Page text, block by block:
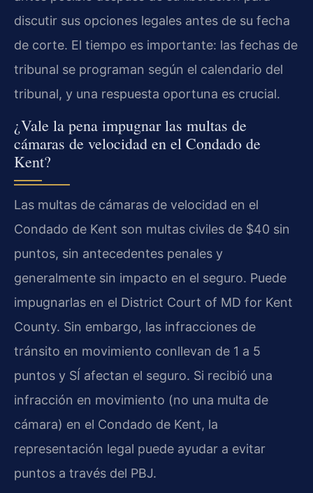
discutir sus opciones legales antes de su fecha
de corte. El tiempo es importante: las fechas de
tribunal se programan según el calendario del
tribunal, y una respuesta oportuna es crucial.
¿Vale la pena impugnar las multas de
cámaras de velocidad en el Condado de
Kent?
Las multas de cámaras de velocidad en el
Condado de Kent son multas civiles de $40 sin
puntos, sin antecedentes penales y
generalmente sin impacto en el seguro. Puede
impugnarlas en el District Court of MD for Kent
County. Sin embargo, las infracciones de
tránsito en movimiento conllevan de 1 a 5
puntos y SÍ afectan el seguro. Si recibió una
infracción en movimiento (no una multa de
cámara) en el Condado de Kent, la
representación legal puede ayudar a evitar
puntos a través del PBJ.